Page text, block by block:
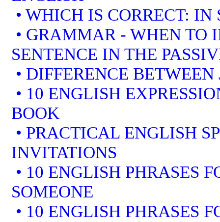
• WHICH IS CORRECT: IN
• GRAMMAR - WHEN TO
SENTENCE IN THE
• DIFFERENCE
• 10 ENGLISH
BOOK
• PRACTICAL ENGLISH
INVITATIONS
• 10 ENGLISH PHRASES
SOMEONE
• 10 ENGLISH PHRASES